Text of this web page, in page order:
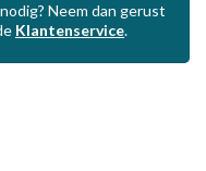
Neem dan gerust
Klantenservice.